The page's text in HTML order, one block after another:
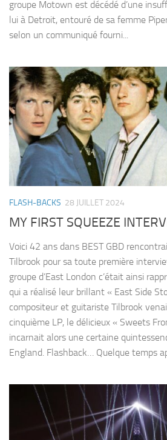
groupe Motown est décédé d’une
lui à Detroit, entouré de sa femme
selon un communiqué fourni...
FLASH-BACKS 28 JUILLET 2024
MY FIRST SQUEEZE
Voici 42 ans dans BEST GBD
Tilbrook pour sa toute première
groupe d’East London c’était ainsi
qui a réalisé leur brillant « East Side
compositeur et guitariste Tilbrook
cinquième LP, le délicieux « Sweets
incarnait alors une certaine
England. Flashback… Quelque temps